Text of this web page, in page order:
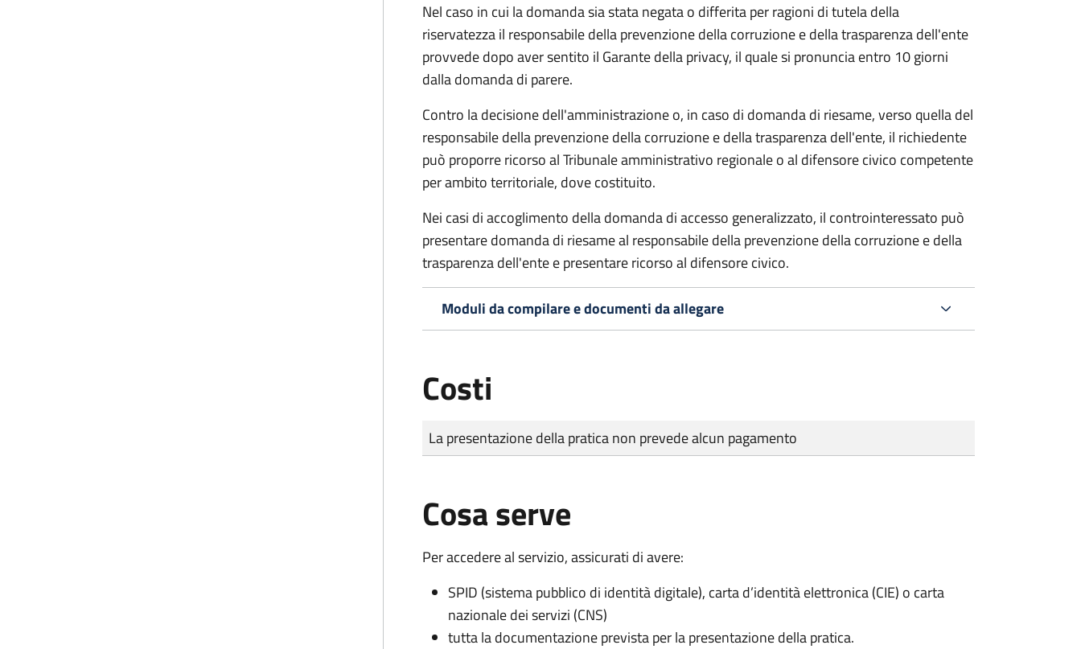
Nel caso in cui la domanda sia stata negata o differita per ragioni di tutela della
riservatezza il responsabile della prevenzione della corruzione e della trasparenza dell'ente
provvede dopo aver sentito il Garante della privacy, il quale si pronuncia entro 10 giorni
dalla domanda di parere.
Contro la decisione dell'amministrazione o, in caso di domanda di riesame, verso quella del
responsabile della prevenzione della corruzione e della trasparenza dell'ente, il richiedente
può proporre ricorso al Tribunale amministrativo regionale o al difensore civico competente
per ambito territoriale, dove costituito.
Nei casi di accoglimento della domanda di accesso generalizzato, il controinteressato può
presentare domanda di riesame al responsabile della prevenzione della corruzione e della
trasparenza dell'ente e presentare ricorso al difensore civico.
Moduli da compilare e documenti da allegare
Costi
Tipo di pagamento
Importo
La presentazione della pratica non prevede alcun pagamento
Cosa serve
Per accedere al servizio, assicurati di avere:
SPID (sistema pubblico di identità digitale), carta d’identità elettronica (CIE) o carta
nazionale dei servizi (CNS)
tutta la documentazione prevista per la presentazione della pratica.